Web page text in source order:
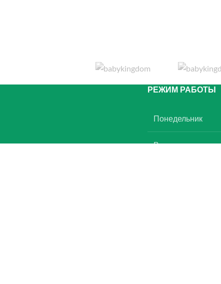
РЕЖИМ РАБОТЫ
Понедельник
Вторник